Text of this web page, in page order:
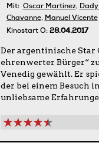
Mit: Oscar Martinez,
Chavanne,Manuel Vicente
Kinostart Ö: 28.04.2017
Der argentinische Star
ehrenwerter Bürger“
Venedig gewählt. Er
der bei einem Besuch
unliebsame